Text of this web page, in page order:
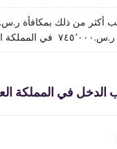
ر.س.‏٧٤٥٬٠٠٠ ‏ في المملكة العربية السعودية؟
في المملكة